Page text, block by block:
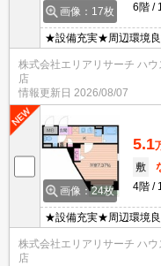
画像：17枚
6階
★設備充実★周辺環境
株式会社エリアリサーチ ハ
店
情報更新日 2026/08/07
画像：24枚
5.1
敷
4階
★設備充実★周辺環境
株式会社エリアリサーチ ハ
店